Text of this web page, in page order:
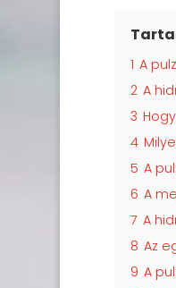
1 A
2 A
3
4
5 A
6 A
7 A
8 Az
9 A